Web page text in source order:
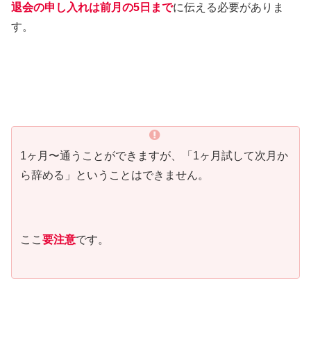
退会の申し入れは前月の5日までに伝える必要がありま
す。
1ヶ月〜通うことができますが、「1ヶ月試して次月か
ら辞める」ということはできません。
ここ 要注意です。